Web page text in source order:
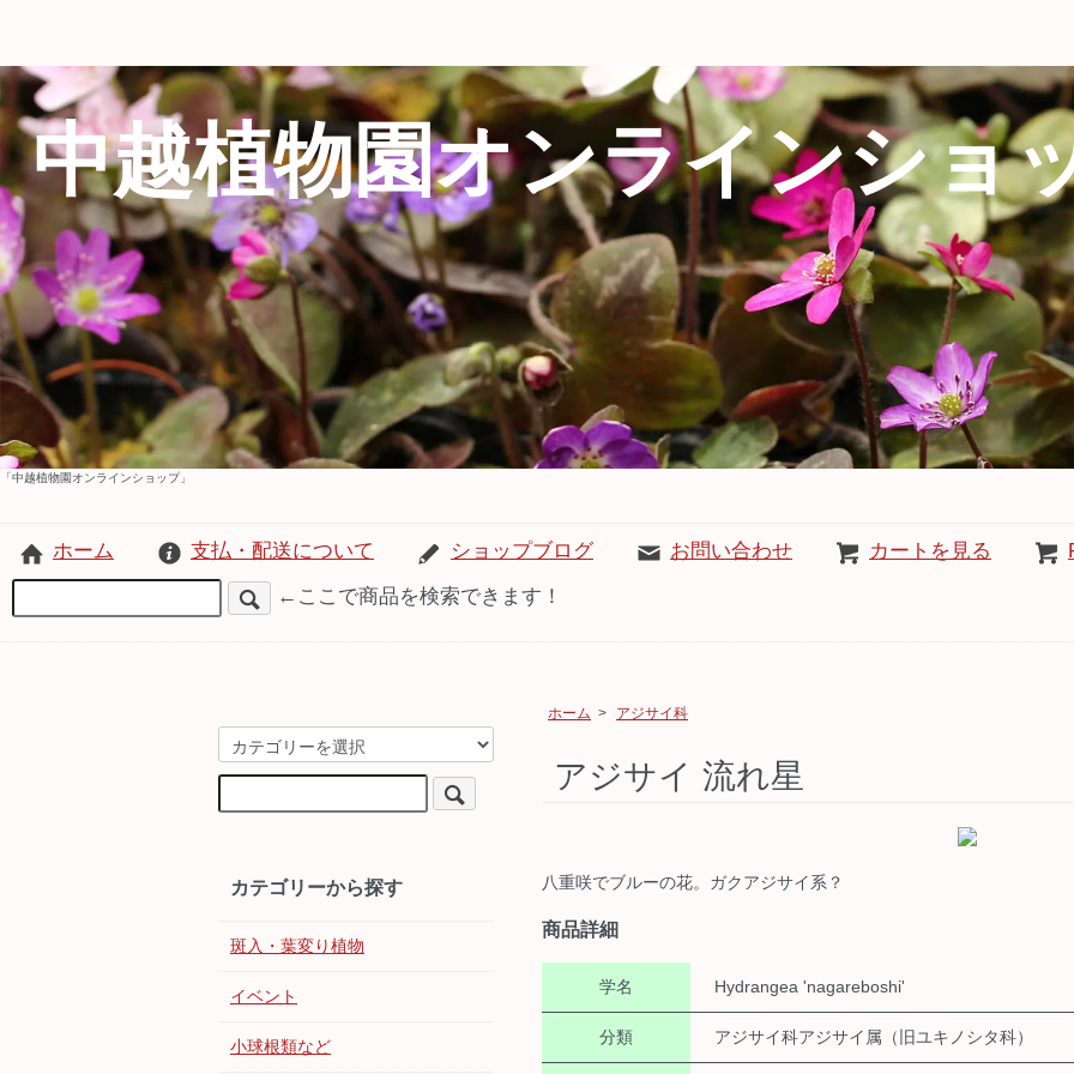
中越植物園オンラインショ
「中越植物園オンラインショップ」
ホーム 支払・配送について ショップブログ お問い合わせ カートを見る
←ここで商品を検索できます！
ホーム > アジサイ科
アジサイ 流れ星
八重咲でブルーの花。ガクアジサイ系？
商品詳細
学名 Hydrangea 'nagareboshi'
分類 アジサイ科アジサイ属（旧ユキノシタ科）
カテゴリーから探す
斑入・葉変り植物
イベント
小球根類など